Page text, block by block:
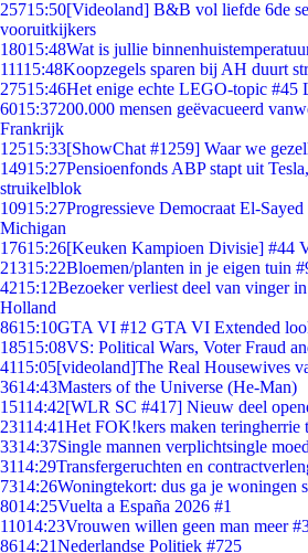
25715:50[Videoland] B&B vol liefde 6de
vooruitkijkers
18015:48Wat is jullie
11115:48Koopzegels sparen bij AH duurt
27515:46Het enige echte LEGO-topic
6015:37200.000 mensen geëvacueerd
Frankrijk
12515:33[ShowChat #1259] Waar we
14915:27Pensioenfonds ABP stapt uit
struikelblok
10915:27Progressieve Democraat El-
Michigan
17615:26[Keuken Kampioen Divisie] #44
21315:22Bloemen/planten in je eigen tuin
4215:12Bezoeker verliest deel van vinger
Holland
8615:10GTA VI #12 GTA VI Extended
18515:08VS: Political Wars, Voter Fraud
4115:05[videoland]The Real Housewives
3614:43Masters of the Universe (He-Man)
15114:42[WLR SC #417] Nieuw deel
23114:41Het FOK!kers maken teringherrie
3314:37Single mannen verplichtsingle
3114:29Transfergeruchten en
7314:26Woningtekort: dus ga je woningen
8014:25Vuelta a España 2026 #1
11014:23Vrouwen willen geen man meer
8614:21Nederlandse Politiek #725